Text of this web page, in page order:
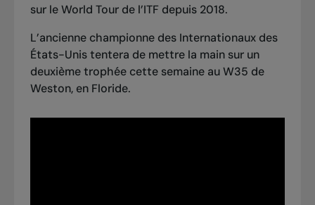
sur le World Tour de l’ITF depuis 2018.
L’ancienne championne des Internationaux des
États-Unis tentera de mettre la main sur un
deuxième trophée cette semaine au W35 de
Weston, en Floride.